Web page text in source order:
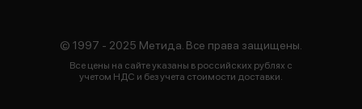
© 1997 - 2025 Метида. Все права защищены.
Все цены на сайте указаны в российских рублях с
учетом НДС и без учета стоимости доставки.